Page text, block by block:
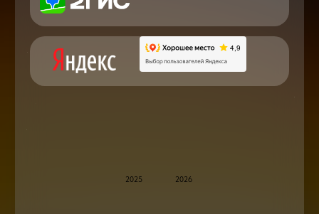
Блог статей - важное,
полезное, новое